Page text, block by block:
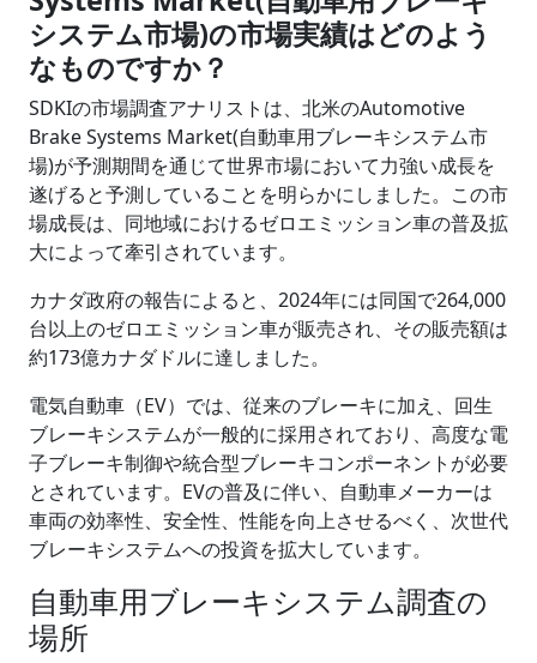
システム市場)の市場実績はどのよう
なものですか？
SDKIの市場調査アナリストは、北米のAutomotive
Brake Systems Market(自動車用ブレーキシステム市
場)が予測期間を通じて世界市場において力強い成長を
遂げると予測していることを明らかにしました。この市
場成長は、同地域におけるゼロエミッション車の普及拡
大によって牽引されています。
カナダ政府の報告によると、2024年には同国で264,000
台以上のゼロエミッション車が販売され、その販売額は
約173億カナダドルに達しました。
電気自動車（EV）では、従来のブレーキに加え、回生
ブレーキシステムが一般的に採用されており、高度な電
子ブレーキ制御や統合型ブレーキコンポーネントが必要
とされています。EVの普及に伴い、自動車メーカーは
車両の効率性、安全性、性能を向上させるべく、次世代
ブレーキシステムへの投資を拡大しています。
自動車用ブレーキシステム調査の
場所